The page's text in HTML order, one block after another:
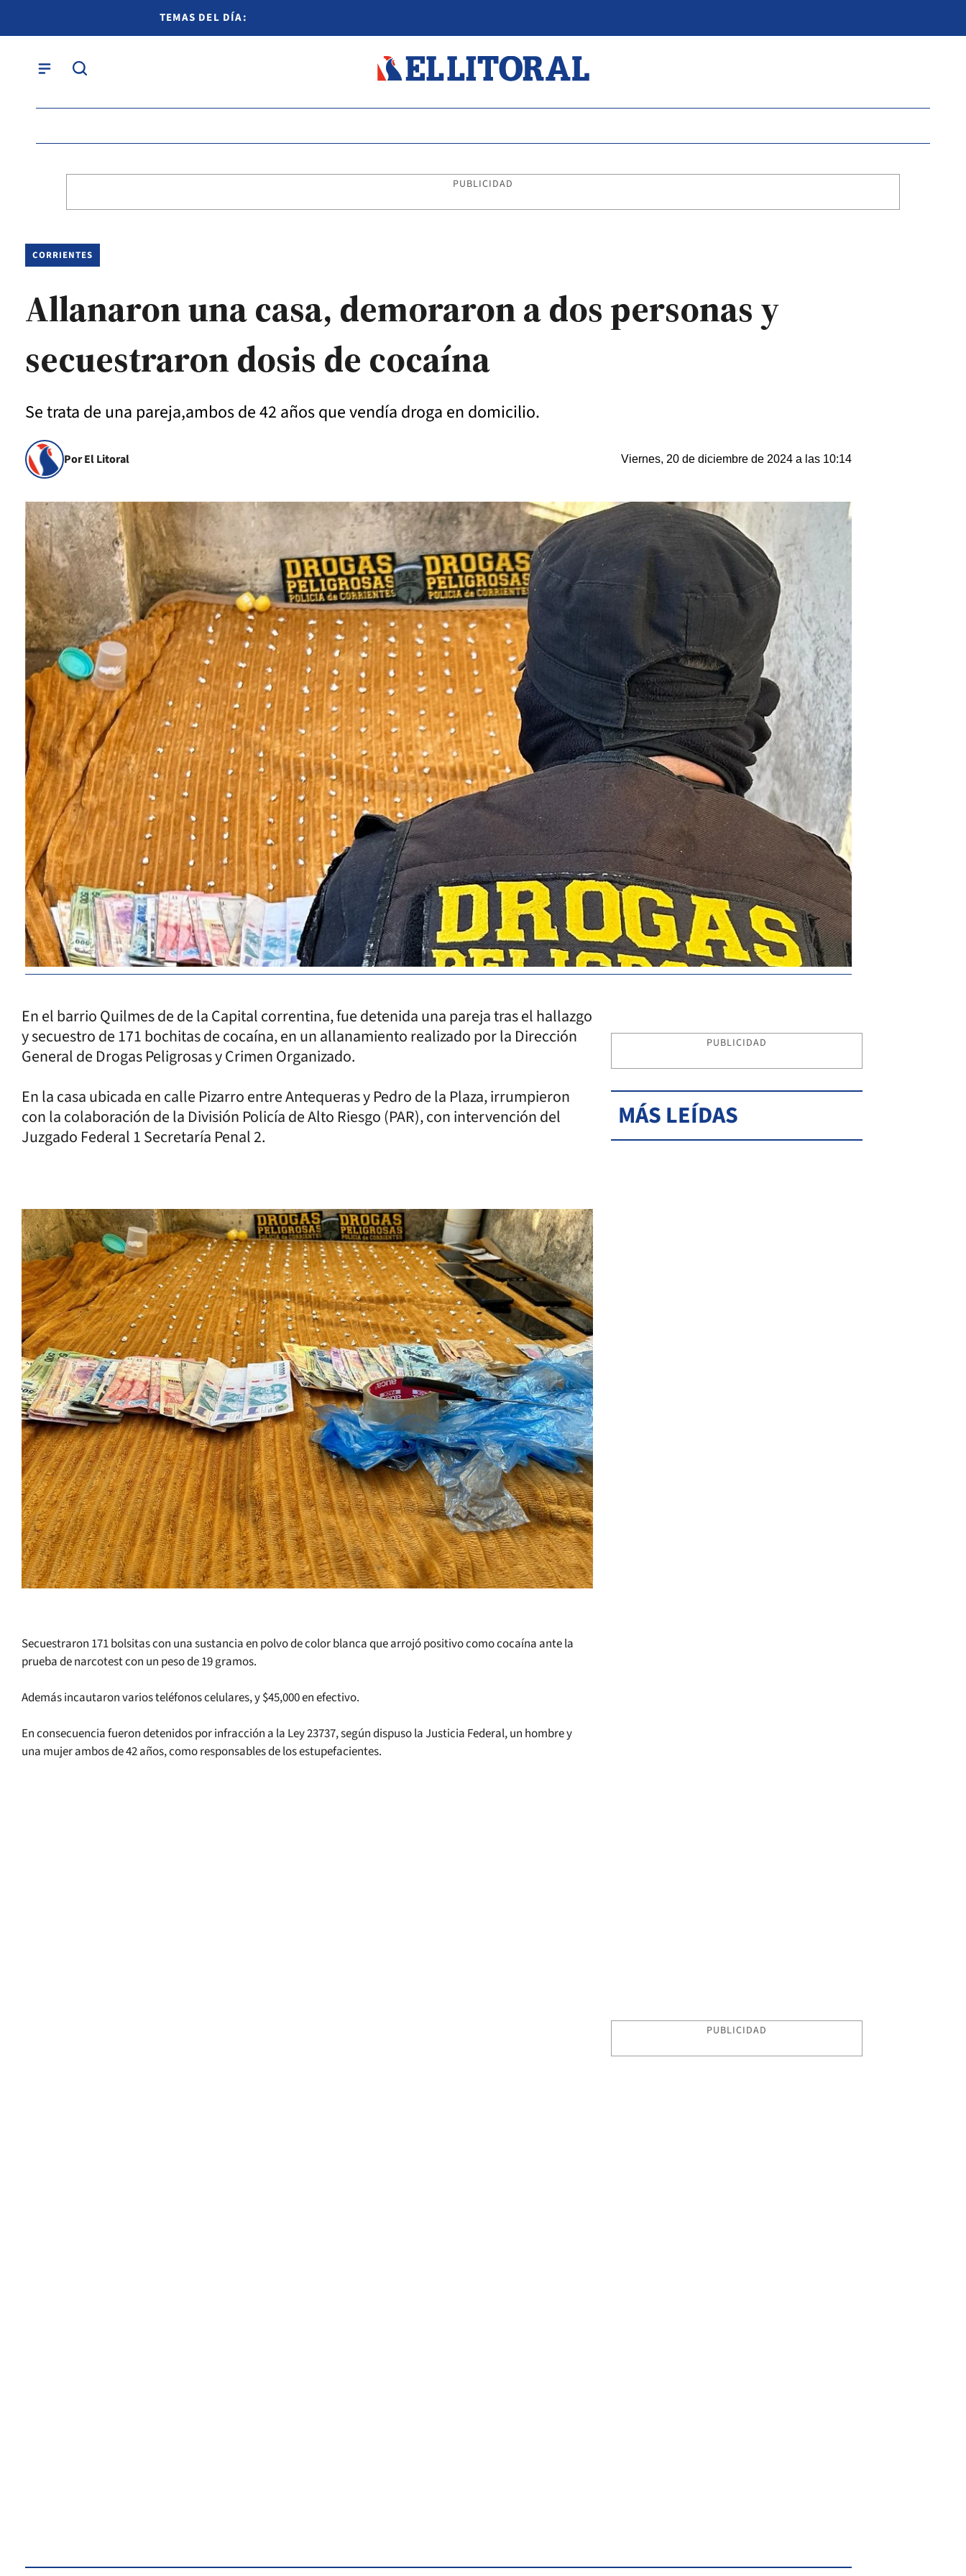
TEMAS DEL DÍA:
PUBLICIDAD
CORRIENTES
Allanaron una casa, demoraron a dos personas y
secuestraron dosis de cocaína
Se trata de una pareja,ambos de 42 años que vendía droga en domicilio.
Por El Litoral Viernes, 20 de diciembre de 2024 a las 10:14
En el barrio Quilmes de de la Capital correntina, fue detenida una pareja tras el hallazgo
y secuestro de 171 bochitas de cocaína, en un allanamiento realizado por la Dirección
General de Drogas Peligrosas y Crimen Organizado.
En la casa ubicada en calle Pizarro entre Antequeras y Pedro de la Plaza, irrumpieron
con la colaboración de la División Policía de Alto Riesgo (PAR), con intervención del
Juzgado Federal 1 Secretaría Penal 2.
Secuestraron 171 bolsitas con una sustancia en polvo de color blanca que arrojó positivo como cocaína ante la
prueba de narcotest con un peso de 19 gramos.
Además incautaron varios teléfonos celulares, y $45,000 en efectivo.
En consecuencia fueron detenidos por infracción a la Ley 23737, según dispuso la Justicia Federal, un hombre y
una mujer ambos de 42 años, como responsables de los estupefacientes.
PUBLICIDAD
MÁS LEÍDAS
PUBLICIDAD